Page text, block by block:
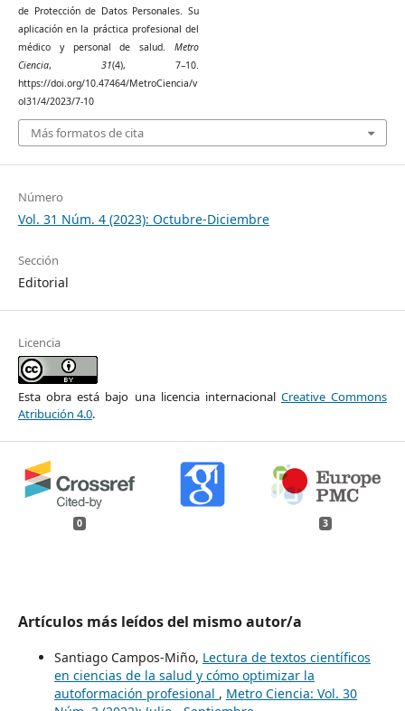
de Protección de Datos Personales. Su
aplicación en la práctica profesional del
médico y personal de salud. Metro
Ciencia, 31(4), 7–10.
https://doi.org/10.47464/MetroCiencia/v
ol31/4/2023/7-10
Más formatos de cita
Número
Vol. 31 Núm. 4 (2023): Octubre-Diciembre
Sección
Editorial
Licencia
Esta obra está bajo una licencia internacional Creative Commons
Atribución 4.0.
0 3
Artículos más leídos del mismo autor/a
Santiago Campos-Miño, Lectura de textos científicos
en ciencias de la salud y cómo optimizar la
autoformación profesional , Metro Ciencia: Vol. 30